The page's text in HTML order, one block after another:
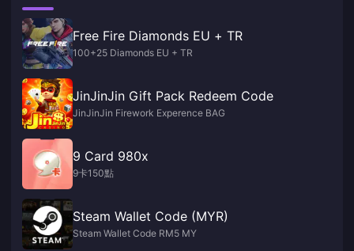
Free Fire Diamonds EU + TR
100+25 Diamonds EU + TR
JinJinJin Gift Pack Redeem Code
JinJinJin Firework Experence BAG
9 Card 980x
9卡150點
Steam Wallet Code (MYR)
Steam Wallet Code RM5 MY